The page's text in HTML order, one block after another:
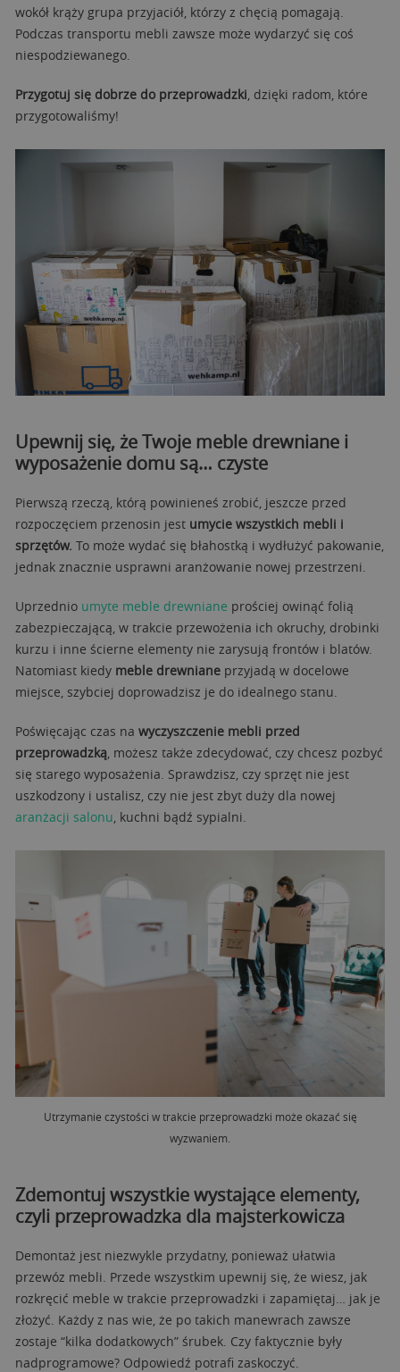
wokół krąży grupa przyjaciół, którzy z chęcią pomagają.
Podczas transportu mebli zawsze może wydarzyć się coś
niespodziewanego.
Przygotuj się dobrze do przeprowadzki, dzięki radom, które
przygotowaliśmy!
Upewnij się, że Twoje meble drewniane i
wyposażenie domu są… czyste
Pierwszą rzeczą, którą powinieneś zrobić, jeszcze przed
rozpoczęciem przenosin jest umycie wszystkich mebli i
sprzętów. To może wydać się błahostką i wydłużyć pakowanie,
jednak znacznie usprawni aranżowanie nowej przestrzeni.
Uprzednio umyte meble drewniane prościej owinąć folią
zabezpieczającą, w trakcie przewożenia ich okruchy, drobinki
kurzu i inne ścierne elementy nie zarysują frontów i blatów.
Natomiast kiedy meble drewniane przyjadą w docelowe
miejsce, szybciej doprowadzisz je do idealnego stanu.
Poświęcając czas na wyczyszczenie mebli przed
przeprowadzką, możesz także zdecydować, czy chcesz pozbyć
się starego wyposażenia. Sprawdzisz, czy sprzęt nie jest
uszkodzony i ustalisz, czy nie jest zbyt duży dla nowej
aranżacji salonu, kuchni bądź sypialni.
Utrzymanie czystości w trakcie przeprowadzki może okazać się
wyzwaniem.
Zdemontuj wszystkie wystające elementy,
czyli przeprowadzka dla majsterkowicza
Demontaż jest niezwykle przydatny, ponieważ ułatwia
przewóz mebli. Przede wszystkim upewnij się, że wiesz, jak
rozkręcić meble w trakcie przeprowadzki i zapamiętaj… jak je
złożyć. Każdy z nas wie, że po takich manewrach zawsze
zostaje “kilka dodatkowych” śrubek. Czy faktycznie były
nadprogramowe? Odpowiedź potrafi zaskoczyć.